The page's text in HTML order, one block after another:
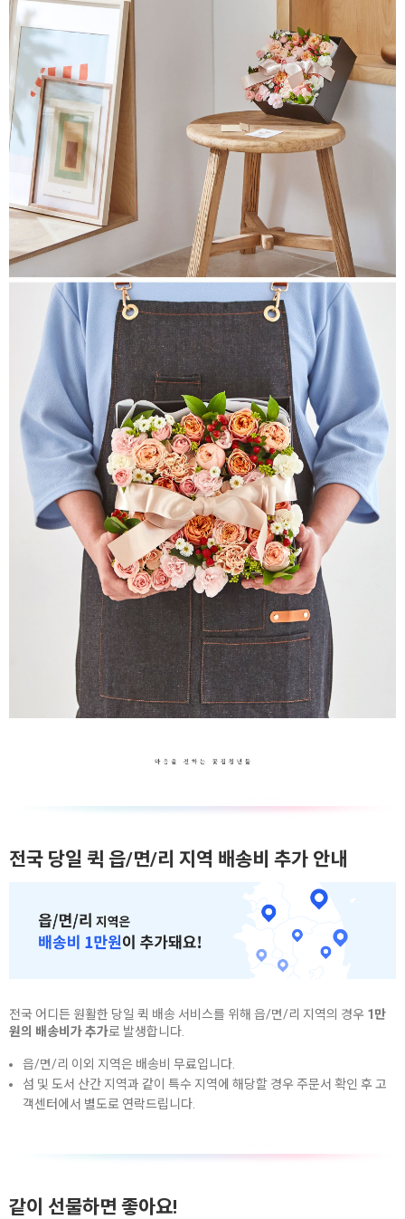
전국 당일 퀵 읍/면/리 지역 배송비 추가 안내
전국 어디든 원활한 당일 퀵 배송 서비스를 위해 읍/면/리 지역의 경우 1만
원의 배송비가 추가로 발생합니다.
읍/면/리 이외 지역은 배송비 무료입니다.
섬 및 도서 산간 지역과 같이 특수 지역에 해당할 경우 주문서 확인 후 고
객센터에서 별도로 연락드립니다.
같이 선물하면 좋아요!